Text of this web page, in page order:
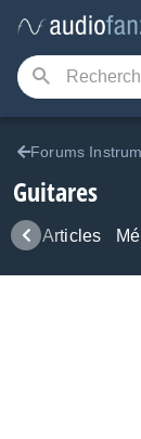
Forums
Guitares
Articles